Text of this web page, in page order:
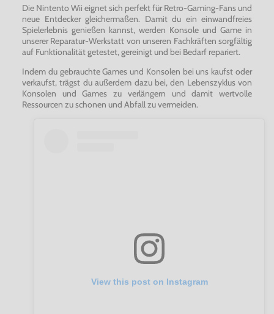
Die Nintento Wii eignet sich perfekt für Retro-Gaming-Fans und
neue Entdecker gleichermaßen. Damit du ein einwandfreies
Spielerlebnis genießen kannst, werden Konsole und Game in
unserer Reparatur-Werkstatt von unseren Fachkräften sorgfältig
auf Funktionalität getestet, gereinigt und bei Bedarf repariert.
Indem du gebrauchte Games und Konsolen bei uns kaufst oder
verkaufst, trägst du außerdem dazu bei, den Lebenszyklus von
Konsolen und Games zu verlängern und damit wertvolle
Ressourcen zu schonen und Abfall zu vermeiden.
View this post on Instagram